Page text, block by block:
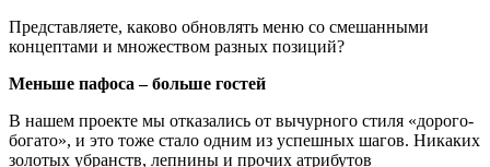
Представляете, каково обновлять меню со смешанными
концептами и множеством разных позиций?
Меньше пафоса – больше гостей
В нашем проекте мы отказались от вычурного стиля «дорого-
богато», и это тоже стало одним из успешных шагов. Никаких
золотых убранств, лепнины и прочих атрибутов